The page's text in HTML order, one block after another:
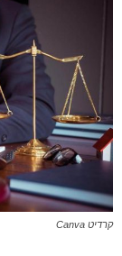
קרדיט Canva